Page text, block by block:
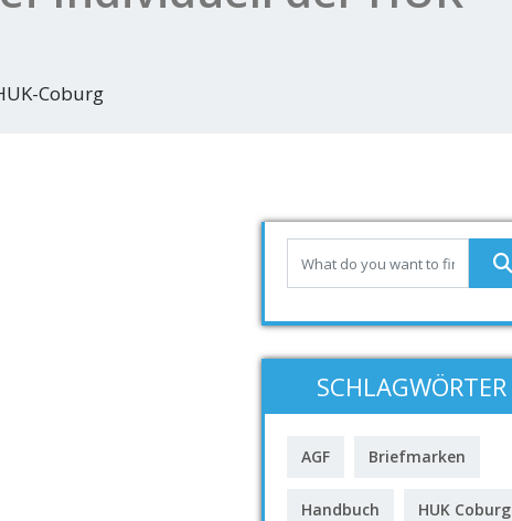
Coburg
SCHLAGWÖRTER
AGF Briefmarken
Handbuch HUK Coburg